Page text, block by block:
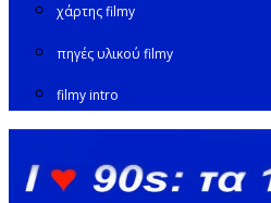
χάρτης filmy
πηγές υλικού filmy
filmy intro